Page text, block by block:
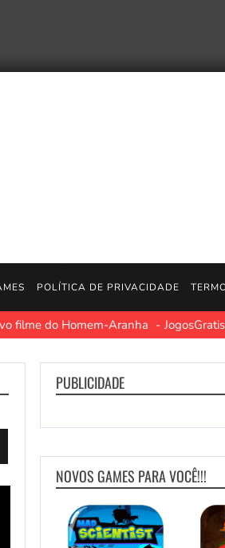
POLÍTICA DE PRIVACIDADE
filme do Homem-Aranha
PUBLICIDADE
NOVOS GAMES PARA VOCÊ!!!